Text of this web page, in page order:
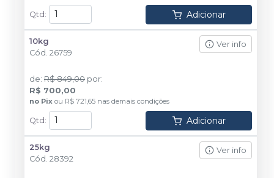
Qtd : Adicionar
10kg
Cód. 26759
Ver info
de: R$ 849,00 por:
R$ 700,00
no Pix ou R$ 721,65 nas demais condições
Qtd : Adicionar
25kg
Cód. 28392
Ver info